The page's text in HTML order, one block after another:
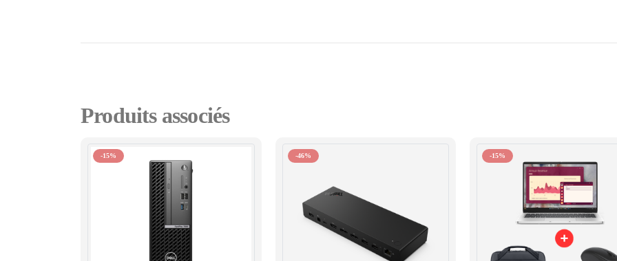
Produits associés
-15% -46% -15%